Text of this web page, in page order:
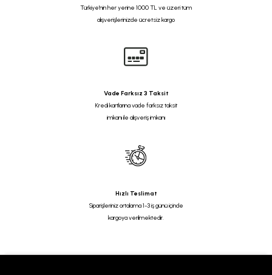
Türkiye'nin her yerine 1000 TL ve üzeri tüm
alışverişlerinizde ücretsiz kargo
Vade Farksız 3 Taksit
Kredi kartlarına vade farksız taksit
imkanı ile alışveriş imkanı
Hızlı Teslimat
Siparişleriniz ortalama 1-3 iş günü içinde
kargoya verilmektedir.